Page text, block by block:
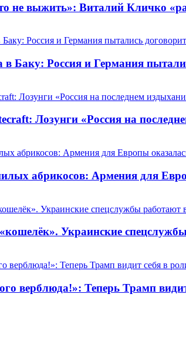
не выжить»: Виталий Кличко
в Баку: Россия и Германия
Лозунги «Россия на
абрикосов: Армения для
Украинские
верблюда!»: Теперь Трамп